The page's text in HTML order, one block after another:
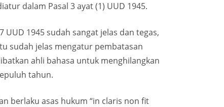
dalam Pasal 3 ayat (1) UUD 1945.
1945 sudah sangat jelas dan tegas,
sudah jelas mengatur pembatasan
ahli bahasa untuk menghilangkan
tahun.
berlaku asas hukum “in claris non fit